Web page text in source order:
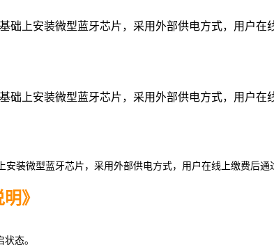
础上安装微型蓝牙芯片，采用外部供电方式，用户
础上安装微型蓝牙芯片，采用外部供电方式，用户
安装微型蓝牙芯片，采用外部供电方式，用户在线上缴费后通
》
态。